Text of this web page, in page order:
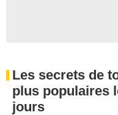
Les secrets de
plus populaires
jours